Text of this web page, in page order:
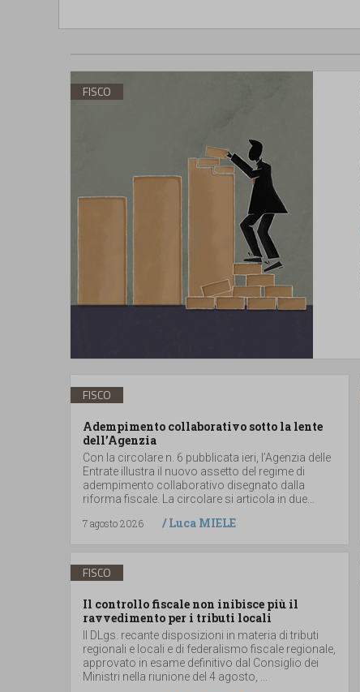
FISCO
FISCO
Adempimento collaborativo sotto la lente
dell’Agenzia
Con la circolare n. 6 pubblicata ieri, l’Agenzia delle
Entrate illustra il nuovo assetto del regime di
adempimento collaborativo disegnato dalla
riforma fiscale. La circolare si articola in due...
7 agosto 2026
/Luca MIELE
FISCO
Il controllo fiscale non inibisce più il
ravvedimento per i tributi locali
Il DLgs. recante disposizioni in materia di tributi
regionali e locali e di federalismo fiscale regionale,
approvato in esame definitivo dal Consiglio dei
Ministri nella riunione del 4 agosto, ...